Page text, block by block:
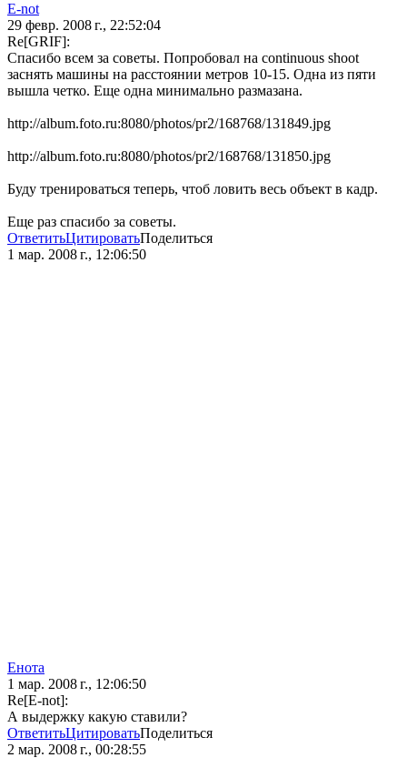
E-not
29 февр. 2008 г., 22:52:04
Re[GRIF]:
Спасибо всем за советы. Попробовал на continuous shoot
заснять машины на расстоянии метров 10-15. Одна из пяти
вышла четко. Еще одна минимально размазана.
http://album.foto.ru:8080/photos/pr2/168768/131849.jpg
http://album.foto.ru:8080/photos/pr2/168768/131850.jpg
Буду тренироваться теперь, чтоб ловить весь объект в кадр.
Еще раз спасибо за советы.
ОтветитьЦитироватьПоделиться
1 мар. 2008 г., 12:06:50
Енота
1 мар. 2008 г., 12:06:50
Re[E-not]:
А выдержку какую ставили?
ОтветитьЦитироватьПоделиться
2 мар. 2008 г., 00:28:55